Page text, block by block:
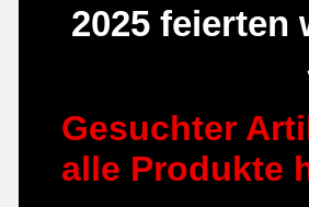
2025 feierten
Gesuchter
alle Produkte